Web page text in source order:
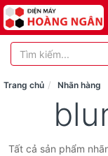
Trang chủ Nhãn hàng
Tất cả sản phẩm